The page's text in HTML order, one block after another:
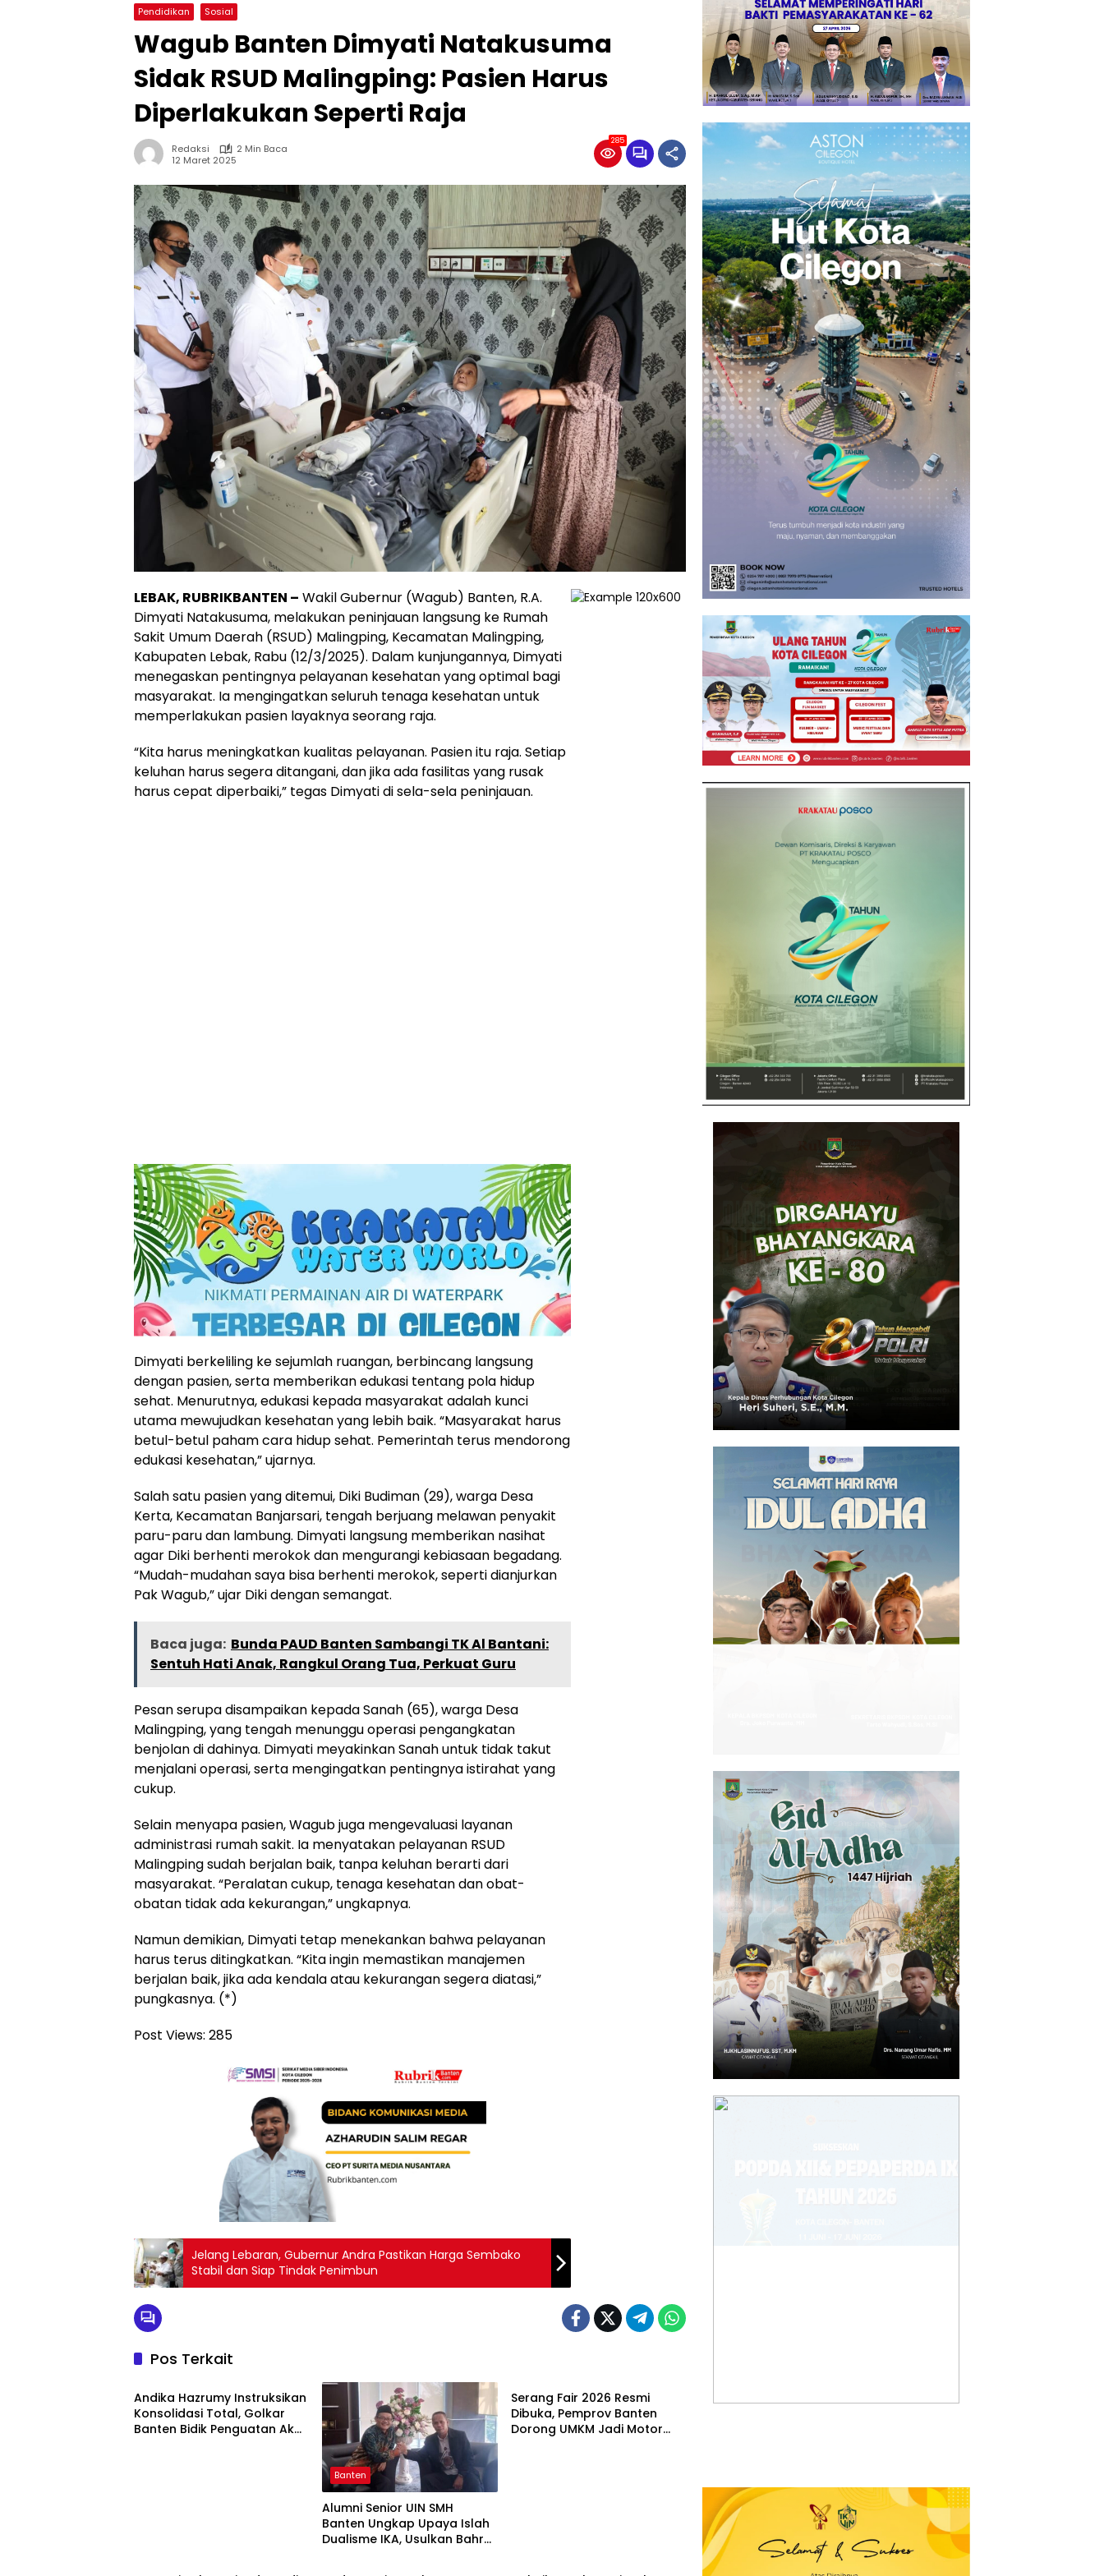
Pendidikan Sosial
Wagub Banten Dimyati Natakusuma
Sidak RSUD Malingping: Pasien Harus
Diperlakukan Seperti Raja
Redaksi
2 Min Baca
12 Maret 2025
285
LEBAK, RUBRIKBANTEN – Wakil Gubernur (Wagub) Banten, R.A.
Dimyati Natakusuma, melakukan peninjauan langsung ke Rumah
Sakit Umum Daerah (RSUD) Malingping, Kecamatan Malingping,
Kabupaten Lebak, Rabu (12/3/2025). Dalam kunjungannya, Dimyati
menegaskan pentingnya pelayanan kesehatan yang optimal bagi
masyarakat. Ia mengingatkan seluruh tenaga kesehatan untuk
memperlakukan pasien layaknya seorang raja.
“Kita harus meningkatkan kualitas pelayanan. Pasien itu raja. Setiap
keluhan harus segera ditangani, dan jika ada fasilitas yang rusak
harus cepat diperbaiki,” tegas Dimyati di sela-sela peninjauan.
Dimyati berkeliling ke sejumlah ruangan, berbincang langsung
dengan pasien, serta memberikan edukasi tentang pola hidup
sehat. Menurutnya, edukasi kepada masyarakat adalah kunci
utama mewujudkan kesehatan yang lebih baik. “Masyarakat harus
betul-betul paham cara hidup sehat. Pemerintah terus mendorong
edukasi kesehatan,” ujarnya.
Salah satu pasien yang ditemui, Diki Budiman (29), warga Desa
Kerta, Kecamatan Banjarsari, tengah berjuang melawan penyakit
paru-paru dan lambung. Dimyati langsung memberikan nasihat
agar Diki berhenti merokok dan mengurangi kebiasaan begadang.
“Mudah-mudahan saya bisa berhenti merokok, seperti dianjurkan
Pak Wagub,” ujar Diki dengan semangat.
Baca juga: Bunda PAUD Banten Sambangi TK Al Bantani:
Sentuh Hati Anak, Rangkul Orang Tua, Perkuat Guru
Pesan serupa disampaikan kepada Sanah (65), warga Desa
Malingping, yang tengah menunggu operasi pengangkatan
benjolan di dahinya. Dimyati meyakinkan Sanah untuk tidak takut
menjalani operasi, serta mengingatkan pentingnya istirahat yang
cukup.
Selain menyapa pasien, Wagub juga mengevaluasi layanan
administrasi rumah sakit. Ia menyatakan pelayanan RSUD
Malingping sudah berjalan baik, tanpa keluhan berarti dari
masyarakat. “Peralatan cukup, tenaga kesehatan dan obat-
obatan tidak ada kekurangan,” ungkapnya.
Namun demikian, Dimyati tetap menekankan bahwa pelayanan
harus terus ditingkatkan. “Kita ingin memastikan manajemen
berjalan baik, jika ada kendala atau kekurangan segera diatasi,”
pungkasnya. (*)
Post Views: 285
Jelang Lebaran, Gubernur Andra Pastikan Harga Sembako
Stabil dan Siap Tindak Penimbun
Pos Terkait
Banten
Andika Hazrumy Instruksikan
Konsolidasi Total, Golkar
Banten Bidik Penguatan Akar
Banten
Alumni Senior UIN SMH
Banten Ungkap Upaya Islah
Dualisme IKA, Usulkan Bahrul
Serang Fair 2026 Resmi
Dibuka, Pemprov Banten
Dorong UMKM Jadi Motor
Banten